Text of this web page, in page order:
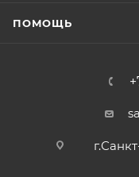
ПОМОЩЬ